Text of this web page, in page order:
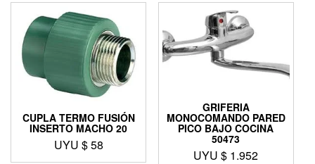
CUPLA TERMO FUSIÓN
INSERTO MACHO 20
UYU $58
GRIFERIA
MONOCOMANDO PARED
PICO BAJO COCINA
50473
UYU $ 1.952